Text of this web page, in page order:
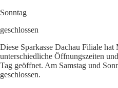
Sonntag
geschlossen
Diese Sparkasse Dachau Filiale hat
unterschiedliche Öffnungszeiten
Tag geöffnet. Am Samstag und
geschlossen.